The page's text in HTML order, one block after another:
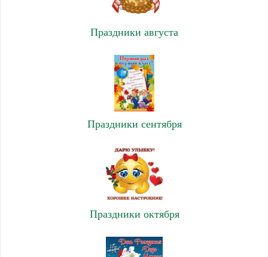
Праздники августа
Праздники сентября
Праздники октября